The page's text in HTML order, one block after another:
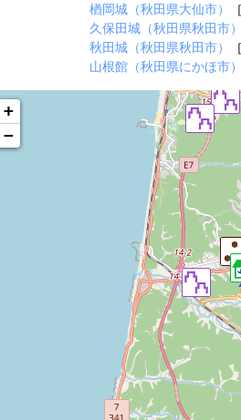
楢岡城（秋田県大仙市）
久保田城（秋田県秋田市）
秋田城（秋田県秋田市）
山根館（秋田県にかほ市）
+
−